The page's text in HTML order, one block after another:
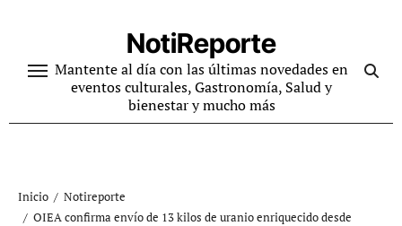
contenido
NotiReporte
Mantente al día con las últimas novedades en
eventos culturales, Gastronomía, Salud y
bienestar y mucho más
Inicio
Notireporte
OIEA confirma envío de 13 kilos de uranio enriquecido desde